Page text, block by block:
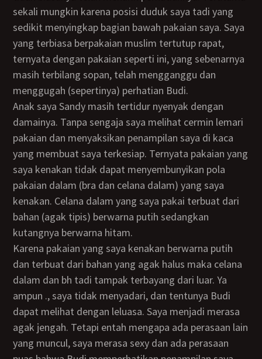
sekali mungkin karena posisi duduk saya tadi yang
sedikit menyingkap bagian bawah pakaian saya. Saya
yang terbiasa berpakaian muslim tertutup rapat,
ternyata dengan pakaian seperti ini, yang sebenarnya
masih terbilang sopan, telah mengganggu dan
menggugah (sepertinya) perhatian Budi.
Anak saya Sandy masih tertidur nyenyak dengan
damainya. Tanpa sengaja saya melihat cermin lemari
pakaian dan menyaksikan penampilan saya di kaca
yang membuat saya terkesiap. Ternyata pakaian yang
saya kenakan tidak dapat menyembunyikan pola
pakaian dalam (bra dan celana dalam) yang saya
kenakan. Celana dalam yang saya pakai terbuat dari
bahan (agak tipis) berwarna putih sedangkan
kutangnya berwarna hitam.
Karena pakaian yang saya kenakan berwarna putih
dan terbuat dari bahan yang agak halus maka celana
dalam dan bh tadi tampak terbayang dari luar. Ya
ampun ., saya tidak menyadari, dan tentunya Budi
dapat melihat dengan leluasa. Saya menjadi merasa
agak jengah. Tetapi entah mengapa ada perasaan lain
yang muncul, saya merasa sexy dan ada perasaan